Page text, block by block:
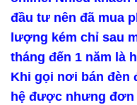
đầu tư nên đã mua
lượng kém chỉ sau
tháng đến 1 năm là
Khi gọi nơi bán đèn
hệ được nhưng